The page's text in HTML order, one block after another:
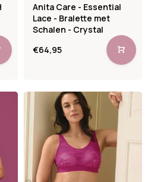
Anita Care - Essential
Lace - Bralette met
Schalen - Crystal
€64,95